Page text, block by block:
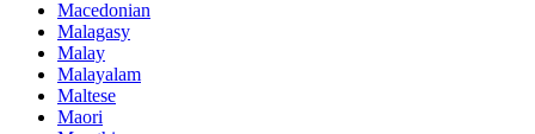
Macedonian
Malagasy
Malay
Malayalam
Maltese
Maori